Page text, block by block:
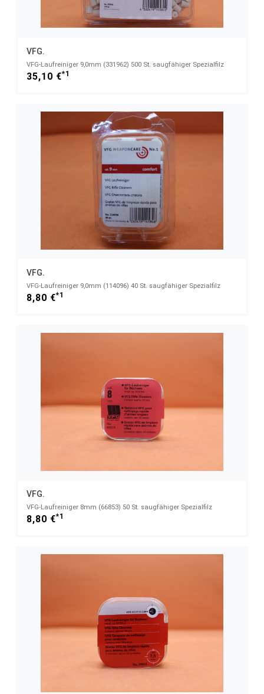
VFG.
VFG-Laufreiniger 9,0mm (331962) 500 St. saugfähiger Spezialfilz
35,10 €*1
VFG.
VFG-Laufreiniger 9,0mm (114096) 40 St. saugfähiger Spezialfilz
8,80 €*1
VFG.
VFG-Laufreiniger 8mm (66853) 50 St. saugfähiger Spezialfilz
8,80 €*1